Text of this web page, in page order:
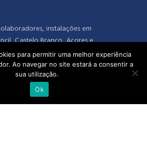
instalações em
Castelo Branco, Açores e
e as suas pessoas
se junta a experiência,
de todo o setor, camos
de uma saúde melhor.
para permitir uma melhor experiência
Ao navegar no site estará a consentir a
sua utilização.
Ok